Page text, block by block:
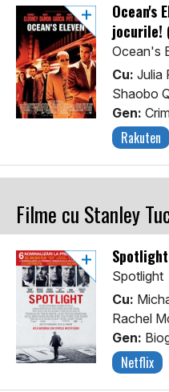
Ocean's
jocurile!
Ocean's
Cu: Julia
Shaobo
Gen:
Rakuten
Filme cu Stanley
Spotlight
Cu:
Rachel
Gen:
Netflix